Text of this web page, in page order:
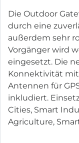
Die Outdoor
durch eine
außerdem sehr
Vorgänger wird
eingesetzt. Die
Konnektivität
Antennen für
inkludiert.
Cities, Smart
Agriculture,